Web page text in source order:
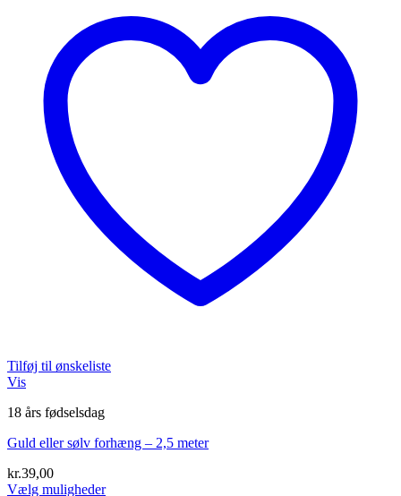
Tilføj til ønskeliste
Vis
18 års fødselsdag
Guld eller sølv forhæng – 2,5 meter
kr.39,00
Vælg muligheder